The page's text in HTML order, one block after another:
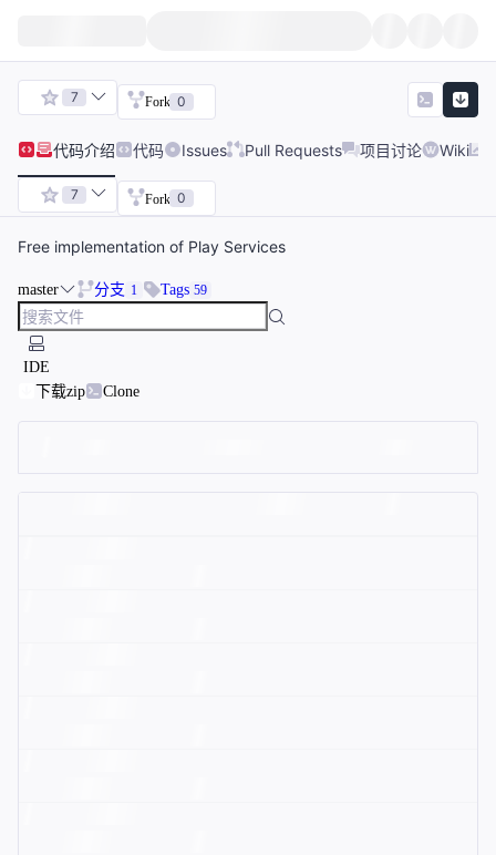
7 Fork 0
代码介绍 代码 Issues Pull Requests 项目讨论 Wiki
7 Fork 0
Free implementation of Play Services
master 分支 1 Tags 59
IDE
下载zip
Clone